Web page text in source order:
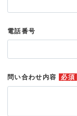
電話番号
問い合わせ内容 必須